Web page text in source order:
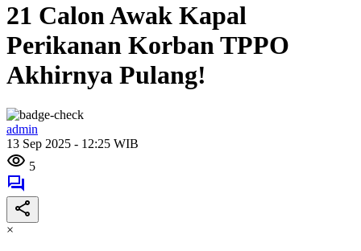
21 Calon Awak Kapal
Perikanan Korban TPPO
Akhirnya Pulang!
admin
13 Sep 2025 - 12:25 WIB
5
×